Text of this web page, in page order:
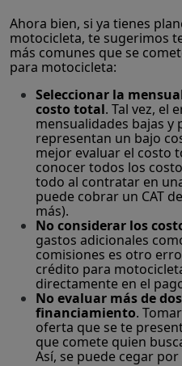
Ahora bien, si ya tienes
motocicleta, te sugerimos
más comunes que se
para motocicleta:
Seleccionar la
costo total. Tal vez, el
mensualidades bajas y
representan un bajo
mejor evaluar el costo
conocer todos los
todo al contratar en
puede cobrar un CAT
más).
No considerar los
gastos adicionales
comisiones es otro
crédito para
directamente en el
No evaluar más de
financiamiento.
oferta que se te
que comete quien
Así, se puede cegar